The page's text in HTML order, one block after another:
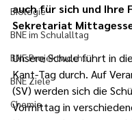
Biologie
BNE im Schulalltag
BNE Projektwoche
BNE Ziele
Chemie
auch für sich und Ihre
Sekretariat
Unsere Schule führt in
Kant-Tag durch. Auf
(SV) werden sich die
Vormittag in